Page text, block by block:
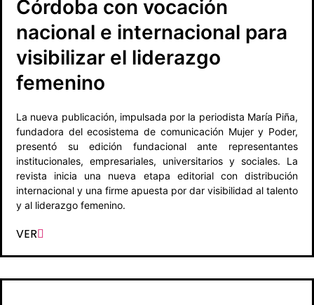
Córdoba con vocación
nacional e internacional para
visibilizar el liderazgo
femenino
La nueva publicación, impulsada por la periodista María Piña,
fundadora del ecosistema de comunicación Mujer y Poder,
presentó su edición fundacional ante representantes
institucionales, empresariales, universitarios y sociales. La
revista inicia una nueva etapa editorial con distribución
internacional y una firme apuesta por dar visibilidad al talento
y al liderazgo femenino.
VER